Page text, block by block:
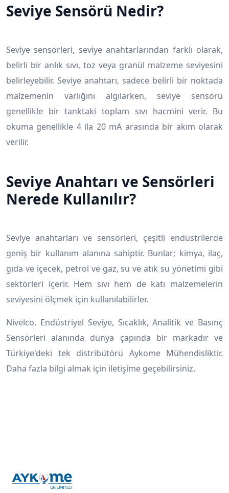
Seviye Sensörü Nedir?
Seviye sensörleri, seviye anahtarlarından farklı olarak,
belirli bir anlık sıvı, toz veya granül malzeme seviyesini
belirleyebilir. Seviye anahtarı, sadece belirli bir noktada
malzemenin varlığını algılarken, seviye sensörü
genellikle bir tanktaki toplam sıvı hacmini verir. Bu
okuma genellikle 4 ila 20 mA arasında bir akım olarak
verilir.
Seviye Anahtarı ve Sensörleri
Nerede Kullanılır?
Seviye anahtarları ve sensörleri, çeşitli endüstrilerde
geniş bir kullanım alanına sahiptir. Bunlar; kimya, ilaç,
gıda ve içecek, petrol ve gaz, su ve atık su yönetimi gibi
sektörleri içerir. Hem sıvı hem de katı malzemelerin
seviyesini ölçmek için kullanılabilirler.
Nivelco, Endüstriyel Seviye, Sıcaklık, Analitik ve Basınç
Sensörleri alanında dünya çapında bir markadır ve
Türkiye'deki tek distribütörü Aykome Mühendisliktir.
Daha fazla bilgi almak için iletişime geçebilirsiniz.